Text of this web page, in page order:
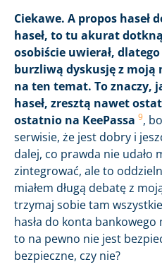
Ciekawe. A propos haseł
haseł, to tu akurat
osobiście uwierał,
burzliwą dyskusję z moją
na ten temat. To znaczy,
haseł, zresztą nawet
ostatnio na KeePassa 9,
serwisie, że jest dobry i
dalej, co prawda nie udało
zintegrować, ale to
miałem długą debatę z
trzymaj sobie tam
hasła do konta
to na pewno nie jest
bezpieczne, czy nie?